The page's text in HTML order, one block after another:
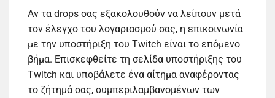
Αν τα drops σας εξακολουθούν να λείπουν μετά
τον έλεγχο του λογαριασμού σας, η επικοινωνία
με την υποστήριξη του Twitch είναι το επόμενο
βήμα. Επισκεφθείτε τη σελίδα υποστήριξης του
Twitch και υποβάλετε ένα αίτημα αναφέροντας
το ζήτημά σας, συμπεριλαμβανομένων των